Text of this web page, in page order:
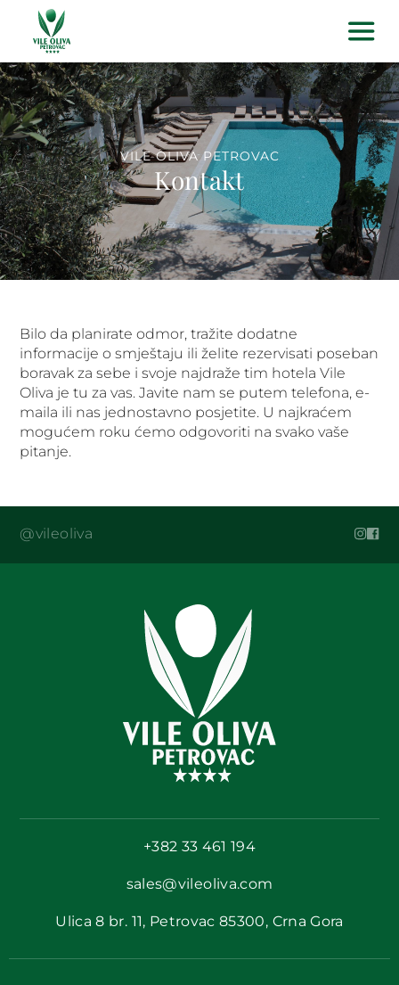
VILE OLIVA PETROVAC
Kontakt
Bilo da planirate odmor, tražite dodatne
informacije o smještaju ili želite rezervisati poseban
boravak za sebe i svoje najdraže tim hotela Vile
Oliva je tu za vas. Javite nam se putem telefona, e-
maila ili nas jednostavno posjetite. U najkraćem
mogućem roku ćemo odgovoriti na svako vaše
pitanje.
@vileoliva
+382 33 461 194
sales@vileoliva.com
Ulica 8 br. 11, Petrovac 85300, Crna Gora